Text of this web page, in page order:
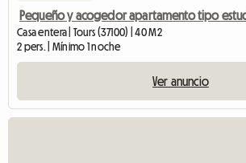
Casa entera | Tours (37100) | 40 M2
2 pers. | Mínimo 1 noche
Ver anuncio